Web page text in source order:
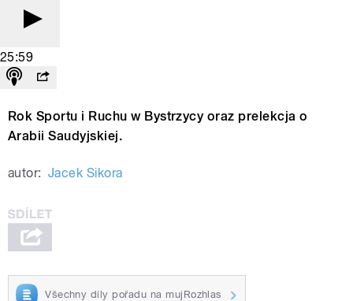
25:59
Rok Sportu i Ruchu w Bystrzycy oraz prelekcja o
Arabii Saudyjskiej.
autor: Jacek Sikora
Všechny díly pořadu na mujRozhlas